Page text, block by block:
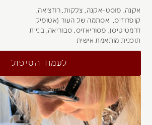
אקנה, פוסט-אקנה, צלקות, רוזציאה,
קופרוזיס, אסתמה של העור (אטופיק
דרמטיטיס), פסוריאזיס, סבוריאה, בניית
תוכנית מותאמת אישית
לעמוד הטיפול